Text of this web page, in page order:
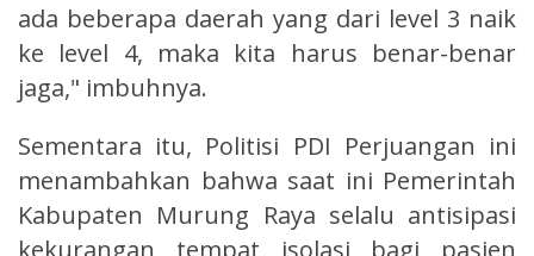
ada beberapa daerah yang dari level 3 naik
ke level 4, maka kita harus benar-benar
jaga," imbuhnya.
Sementara itu, Politisi PDI Perjuangan ini
menambahkan bahwa saat ini Pemerintah
Kabupaten Murung Raya selalu antisipasi
kekurangan tempat isolasi bagi pasien